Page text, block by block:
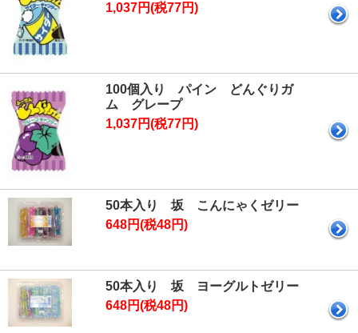
1,037円(税77円)
100個入り パイン どんぐりガ
ム グレープ
1,037円(税77円)
50本入り 坂 こんにゃくゼリー
648円(税48円)
50本入り 坂 ヨーグルトゼリー
648円(税48円)